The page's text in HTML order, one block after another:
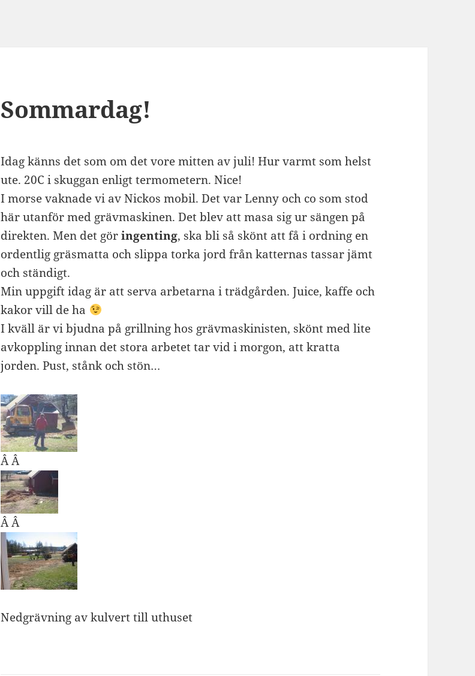
Sommardag!
Idag känns det som om det vore mitten av juli! Hur varmt som helst
ute. 20C i skuggan enligt termometern. Nice!
I morse vaknade vi av Nickos mobil. Det var Lenny och co som stod
här utanför med grävmaskinen. Det blev att masa sig ur sängen på
direkten. Men det göringenting, ska bli så skönt att få i ordning en
ordentlig gräsmatta och slippa torka jord från katternas tassar jämt
och ständigt.
Min uppgift idag är att serva arbetarna i trädgården. Juice, kaffe och
kakor vill de ha
I kväll är vi bjudna på grillning hos grävmaskinisten, skönt med lite
avkoppling innan det stora arbetet tar vid i morgon, att kratta
jorden. Pust, stånk och stön…
Â Â
Â Â
Nedgrävning av kulvert till uthuset